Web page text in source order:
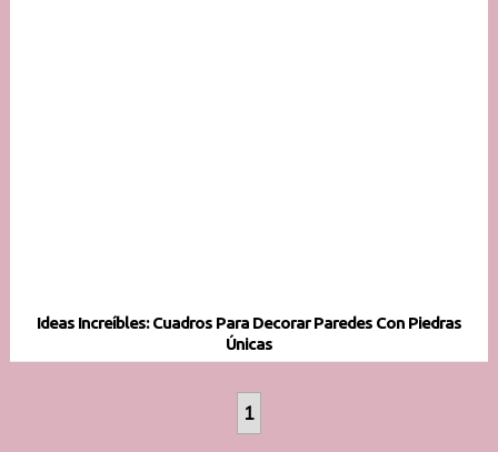
Ideas Increíbles: Cuadros Para Decorar Paredes Con Piedras
Únicas
1